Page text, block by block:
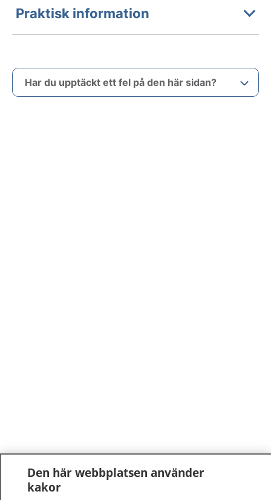
Praktisk information
Har du upptäckt ett fel på den här sidan?
Den här webbplatsen använder
kakor